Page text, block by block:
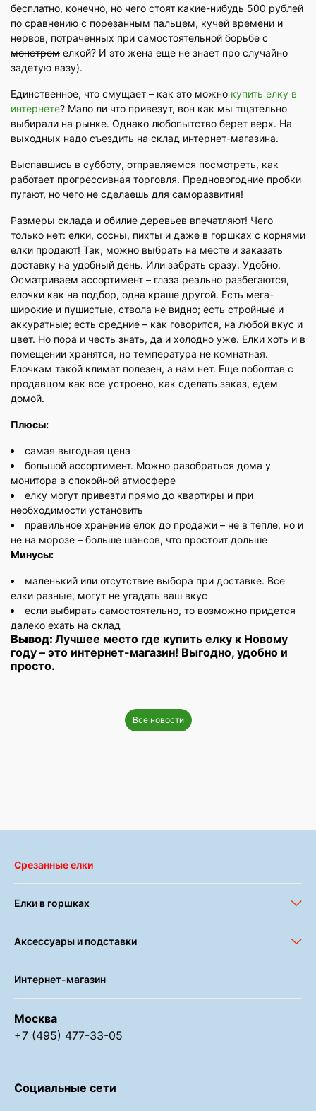
бесплатно, конечно, но чего стоят какие-нибудь 500 рублей
по сравнению с порезанным пальцем, кучей времени и
нервов, потраченных при самостоятельной борьбе с
монстром елкой? И это жена еще не знает про случайно
задетую вазу).
Единственное, что смущает – как это можно купить елку в
интернете? Мало ли что привезут, вон как мы тщательно
выбирали на рынке. Однако любопытство берет верх. На
выходных надо съездить на склад интернет-магазина.
Выспавшись в субботу, отправляемся посмотреть, как
работает прогрессивная торговля. Предновогодние пробки
пугают, но чего не сделаешь для саморазвития!
Размеры склада и обилие деревьев впечатляют! Чего
только нет: елки, сосны, пихты и даже в горшках с корнями
елки продают! Так, можно выбрать на месте и заказать
доставку на удобный день. Или забрать сразу. Удобно.
Осматриваем ассортимент – глаза реально разбегаются,
елочки как на подбор, одна краше другой. Есть мега-
широкие и пушистые, ствола не видно; есть стройные и
аккуратные; есть средние – как говорится, на любой вкус и
цвет. Но пора и честь знать, да и холодно уже. Елки хоть и в
помещении хранятся, но температура не комнатная.
Елочкам такой климат полезен, а нам нет. Еще поболтав с
продавцом как все устроено, как сделать заказ, едем
домой.
Плюсы:
самая выгодная цена
большой ассортимент. Можно разобраться дома у
монитора в спокойной атмосфере
елку могут привезти прямо до квартиры и при
необходимости установить
правильное хранение елок до продажи – не в тепле, но и
не на морозе – больше шансов, что простоит дольше
Минусы:
маленький или отсутствие выбора при доставке. Все
елки разные, могут не угадать ваш вкус
если выбирать самостоятельно, то возможно придется
далеко ехать на склад
Вывод: Лучшее место где купить елку к Новому
году – это интернет-магазин! Выгодно, удобно и
просто.
Все новости
Срезанные елки
Елки в горшках
Аксессуары и подставки
Интернет-магазин
Москва
+7 (495) 477-33-05
Социальные сети